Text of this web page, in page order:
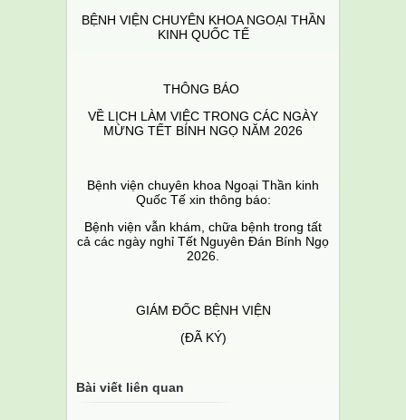
BỆNH VIỆN CHUYÊN KHOA NGOẠI THẦN
KINH QUỐC TẾ
THÔNG BÁO
VỀ LỊCH LÀM VIỆC TRONG CÁC NGÀY
MỪNG TẾT BÍNH NGỌ NĂM 2026
Bệnh viện chuyên khoa Ngoại Thần kinh
Quốc Tế xin thông báo:
Bệnh viện vẫn khám, chữa bệnh trong tất
cả các ngày nghỉ Tết Nguyên Đán Bính Ngọ
2026.
GIÁM ĐỐC BỆNH VIỆN
(ĐÃ KÝ)
Bài viết liên quan